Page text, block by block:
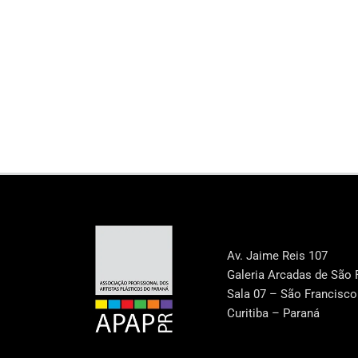
Av. Jaime Reis 107
Galeria Arcadas de São
Sala 07 – São Francisco
Curitiba – Paraná